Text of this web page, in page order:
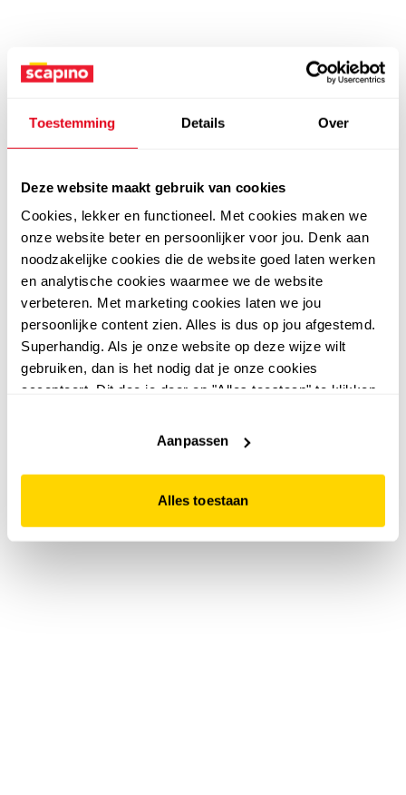
Toestemming Details Over
Deze website maakt gebruik van cookies
Cookies, lekker en functioneel. Met cookies maken we
onze website beter en persoonlijker voor jou. Denk aan
noodzakelijke cookies die de website goed laten werken
en analytische cookies waarmee we de website
verbeteren. Met marketing cookies laten we jou
persoonlijke content zien. Alles is dus op jou afgestemd.
Superhandig. Als je onze website op deze wijze wilt
gebruiken, dan is het nodig dat je onze cookies
accepteert. Dit doe je door op "Alles toestaan" te klikken.
website niet optimaal functioneert.
Aanpassen
Alles toestaan